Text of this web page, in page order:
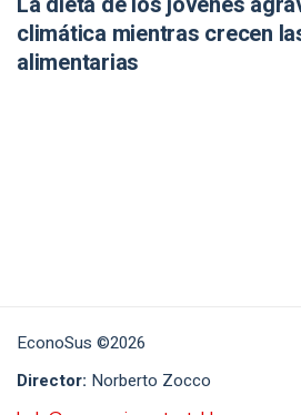
climática mientras crecen
alimentarias
EconoSus ©2026
Director: Norberto Zocco